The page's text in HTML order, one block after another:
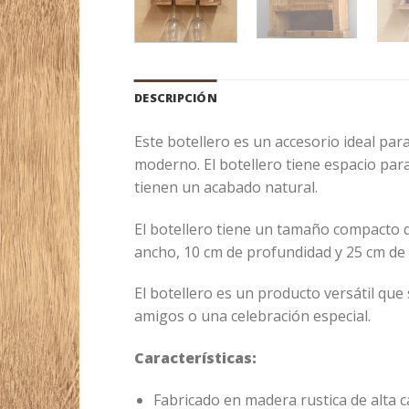
DESCRIPCIÓN
Este botellero es un accesorio ideal
moderno. El botellero tiene espacio
tienen un acabado natural.
El botellero tiene un tamaño compacto
ancho, 10 cm de profundidad y 25 cm
El botellero es un producto versátil
amigos o una celebración especial.
Características:
Fabricado en madera rustica de alta